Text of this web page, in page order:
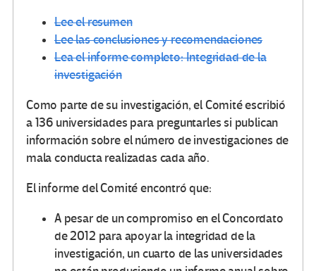
Lee el resumen
Lee las conclusiones y recomendaciones
Lea el informe completo: Integridad de la
investigación
Como parte de su investigación, el Comité escribió
a 136 universidades para preguntarles si publican
información sobre el número de investigaciones de
mala conducta realizadas cada año.
El informe del Comité encontró que:
A pesar de un compromiso en el Concordato
de 2012 para apoyar la integridad de la
investigación, un cuarto de las universidades